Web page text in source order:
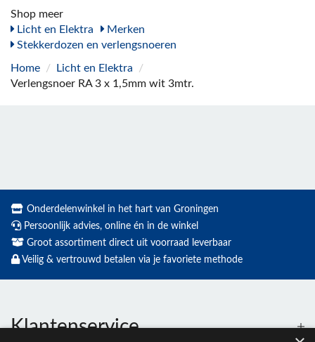
Shop meer
Licht en Elektra
Merken
Stekkerdozen en verlengsnoeren
Home / Licht en Elektra
/
Verlengsnoer RA 3 x 1,5mm wit 3mtr.
Onderdelenwinkel in het hart van Groningen
Persoonlijk advies, online én in de winkel
Groot assortiment direct uit voorraad leverbaar
Veilig & vertrouwd betalen via je favoriete methode
Klantenservice